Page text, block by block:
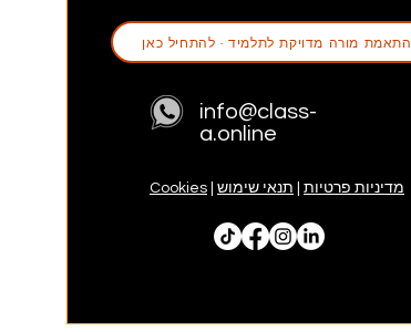
info@class-
a.online
מדיניות פרטיות תנאי שימוש |
Cookies
התאמת מורה מדויקת לתלמיד - להתחיל כאן